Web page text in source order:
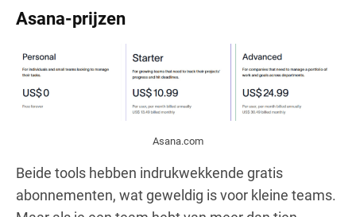
Asana-prijzen
Asana.com
Beide tools hebben indrukwekkende gratis
abonnementen, wat geweldig is voor kleine teams.